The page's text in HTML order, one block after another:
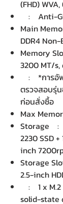
(FHD)
: Anti-
Main
DDR4
Memory
3200 MT/
: *การอัพ
ตรวจสอบรุ่
ก่อนสั่งซื้อ
Max
Storage :
2230 SSD +
inch
Storage
2.5-inch
: 1 x M.2
solid-state